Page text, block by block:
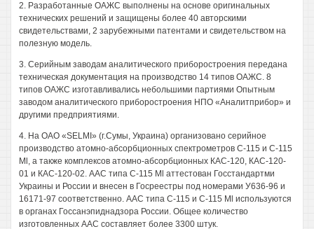
2. Разработанные ОАЖС выполнены на основе оригинальных
технических решений и защищены более 40 авторскими
свидетельствами, 2 зарубежными патентами и свидетельством на
полезную модель.
3. Серийным заводам аналитического приборостроения передана
техническая документация на производство 14 типов ОАЖС. 8
типов ОАЖС изготавливались небольшими партиями Опытным
заводом аналитического приборостроения НПО «Аналитприбор» и
другими предприятиями.
4. На ОАО «SELMI» (г.Сумы, Украина) организовано серийное
производство атомно-абсорбционных спектрометров С-115 и С-115
Ml, а также комплексов атомно-абсорбционных КАС-120, КАС-120-
01 и КАС-120-02. ААС типа С-115 Ml аттестован Госстандартми
Украины и России и внесен в Госреестры под номерами У636-96 и
16171-97 соответственно. ААС типа С-115 и С-115 Ml используются
в органах Госсанэпиднадзора России. Общее количество
изготовленных ААС составляет более 3300 штук.